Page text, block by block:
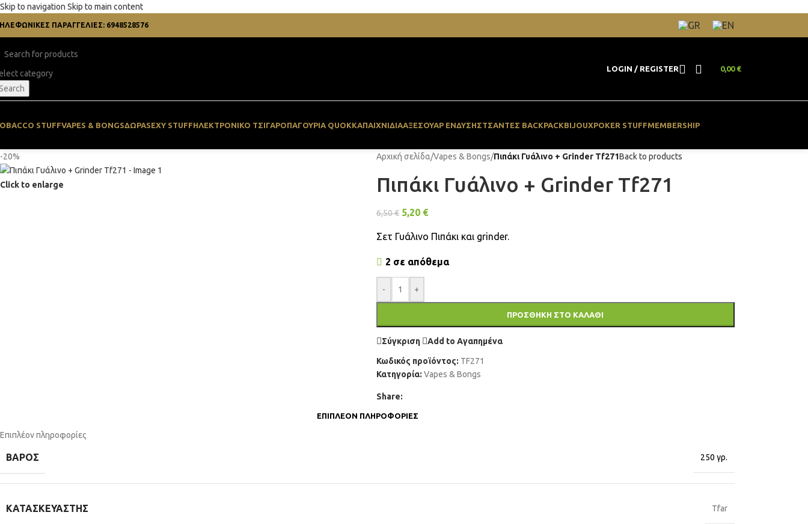
Skip to navigation Skip to main content
ΠΑΡΑΓΓΕΛΙΕΣ: 6948528576
category
LOGIN / REGISTER 0,00 €
STUFFVAPES & BONGSΔΏΡΑSEXY STUFFΗΛΕΚΤΡΟΝΙΚΌ ΤΣΙΓΆΡΟΠΑΓΟΥΡΙΑ QUOKKAΠΑΙΧΝΙΔΙΑΑΞΕΣΟΥΆΡ ΈΝΔΥΣΗΣΤΣΆΝΤΕΣ BACKPACKBIJOUXPOKER STUFFMEMBERSHIP
-20%
Click to enlarge
Αρχική σελίδα/Vapes & Bongs/Πιπάκι Γυάλινο + Grinder Tf271Back to products
Πιπάκι Γυάλινο + Grinder Tf271
6,50€ 5,20 €
Σετ Γυάλινο Πιπάκι και grinder.
2 σε απόθεμα
- +
ΠΡΟΣΘΉΚΗ ΣΤΟ ΚΑΛΆΘΙ
Σύγκριση Add to Αγαπημένα
Κωδικός προϊόντος: TF271
Κατηγορία: Vapes & Bongs
Share:
ΕΠΙΠΛΈΟΝ ΠΛΗΡΟΦΟΡΊΕΣ
Επιπλέον πληροφορίες
ΒΆΡΟΣ 250 γρ.
ΚΑΤΑΣΚΕΥΑΣΤΉΣ Tfar